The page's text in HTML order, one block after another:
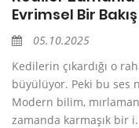
Evrimsel Bir Bakış
05.10.2025
Kedilerin çıkardığı o
büyülüyor. Peki bu ses
Modern bilim,
zamanda karmaşık bir